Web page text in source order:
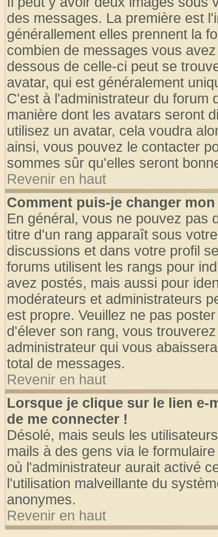
des messages. La première est
générallement elles prennent la
combien de messages vous
dessous de celle-ci peut se
avatar, qui est généralement
C'est à l'administrateur du forum
manière dont les avatars seront
utilisez un avatar, cela voudra
ainsi, vous pouvez le contacter
sommes sûr qu'elles seront
Revenir en haut
Comment puis-je changer
En général, vous ne pouvez pas
titre d'un rang apparaît sous
discussions et dans votre profil
forums utilisent les rangs pour
avez postés, mais aussi pour
modérateurs et administrateurs
est propre. Veuillez ne pas
d'élever son rang, vous
administrateur qui vous
total de messages.
Revenir en haut
Lorsque je clique sur le lien e-
de me connecter !
Désolé, mais seuls les
mails à des gens via le
où l'administrateur aurait activé
l'utilisation malveillante du
anonymes.
Revenir en haut